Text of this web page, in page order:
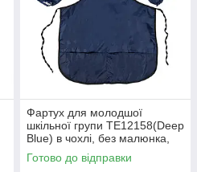
Фартух для молодшої
шкільної групи ТЕ12158(Deep
Blue) в чохлі, без малюнка,
зріст 128 см
Готово до відправки